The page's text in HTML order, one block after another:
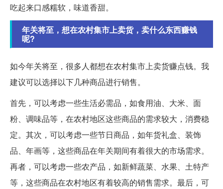
吃起来口感糯软，味道香甜。
年关将至，想在农村集市上卖货，卖什么东西赚钱
呢?
如今年关将至，很多人都想在农村集市上卖货赚点钱。我
建议可以选择以下几种商品进行销售。
首先，可以考虑一些生活必需品，如食用油、大米、面
粉、调味品等，在农村地区这些商品的需求较大，消费稳
定。其次，可以考虑一些节日商品，如年货礼盒、装饰
品、年画等，这些商品在年关期间有着很大的市场需求。
再者，可以考虑一些农产品，如新鲜蔬菜、水果、土特产
等，这些商品在农村地区有着较高的销售需求。最后，可